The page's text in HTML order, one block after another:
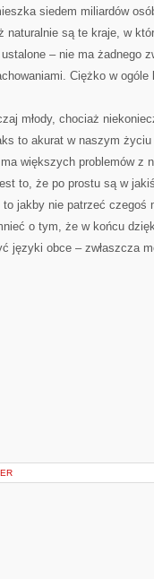
siedem miliardów
naturalnie są te kraje, w
– nie ma żadnego
Ciężko w ogóle
młody, chociaż
to akurat w naszym
większych problemów z
to, że po prostu są w
jakby nie patrzeć czegoś
o tym, że w końcu
języki obce – zwłaszcza